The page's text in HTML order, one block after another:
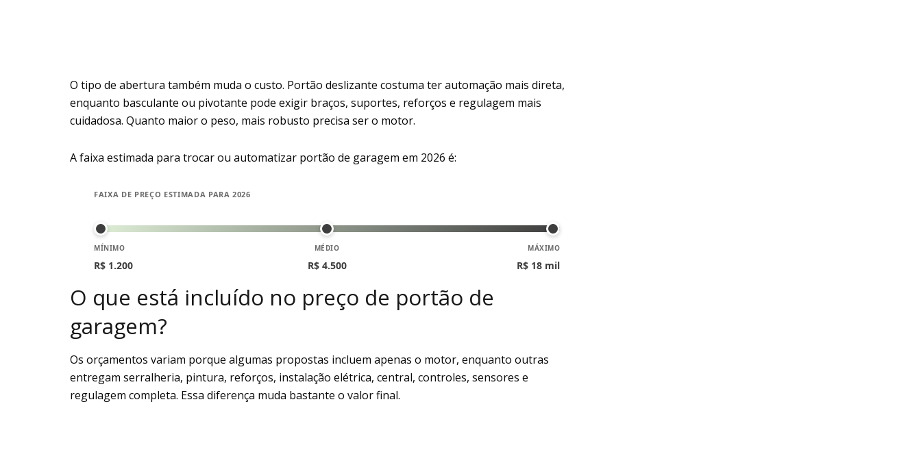
O tipo de abertura também muda o custo. Portão deslizante costuma ter automação mais direta,
enquanto basculante ou pivotante pode exigir braços, suportes, reforços e regulagem mais
cuidadosa. Quanto maior o peso, mais robusto precisa ser o motor.
A faixa estimada para trocar ou automatizar portão de garagem em 2026 é:
FAIXA DE PREÇO ESTIMADA PARA 2026
MÍNIMO
R$ 1.200
MÉDIO
R$ 4.500
MÁXIMO
R$ 18 mil
O que está incluído no preço de portão de
garagem?
Os orçamentos variam porque algumas propostas incluem apenas o motor, enquanto outras
entregam serralheria, pintura, reforços, instalação elétrica, central, controles, sensores e
regulagem completa. Essa diferença muda bastante o valor final.